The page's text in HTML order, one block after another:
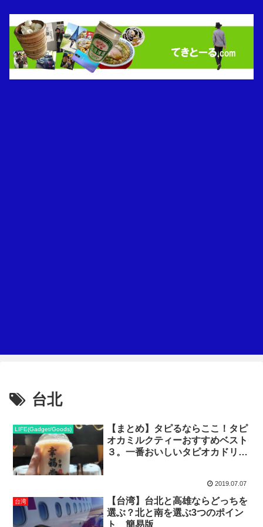
台北
LIFE(Gadget/Goods)
【まとめ】タピるならここ！タピ
オカミルクティーおすすめベスト
３。一番おいしいタピオカドリン
2019.07.07
台湾
【台湾】台北と高雄ならどっちを
選ぶ？北と南を選ぶ3つのポイン
ト 簡易版